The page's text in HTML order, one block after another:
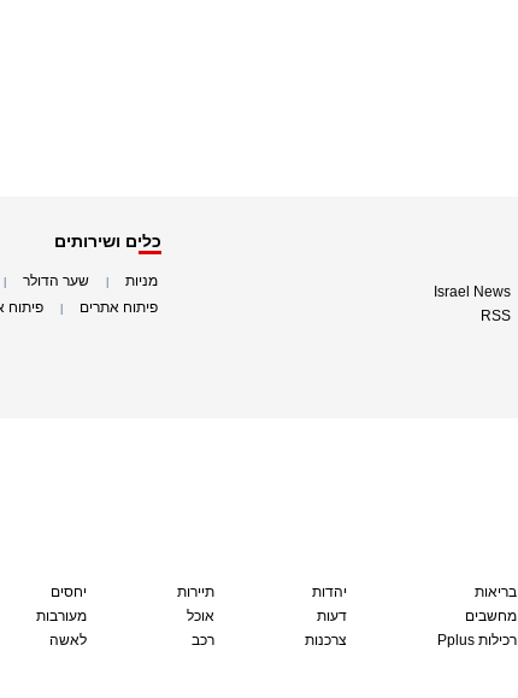
Israel News
RSS
כלים ושירותים
מניות שער הדולר
פיתוח אתרים פיתוח
בריאות
מחשבים
Pplus רכילות
יהדות
דעות
צרכנות
תיירות
אוכל
רכב
יחסים
מעורבות
לאשה